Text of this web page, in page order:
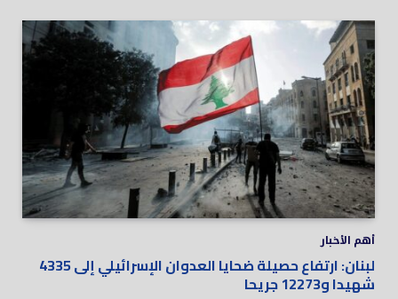
أهم الأخبار
لبنان: ارتفاع حصيلة ضحايا العدوان الإسرائيلي إلى 4335
شهيدا و12273 جريحا